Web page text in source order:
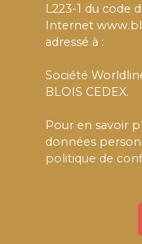
L223-1 du code
Internet
adressé à :
Société
BLOIS CEDEX.
Pour en savoir
données
politique de